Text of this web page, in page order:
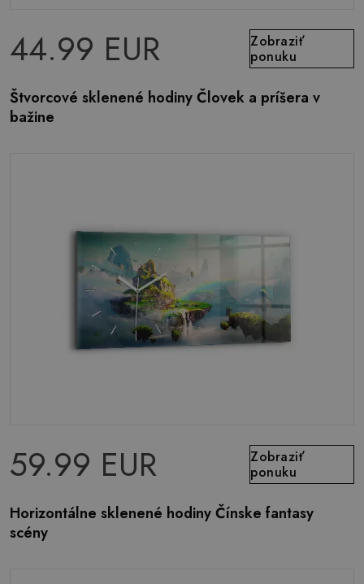
44.99 EUR
Zobraziť
ponuku
Štvorcové sklenené hodiny Človek a príšera v
bažine
59.99 EUR
Zobraziť
ponuku
Horizontálne sklenené hodiny Čínske fantasy
scény